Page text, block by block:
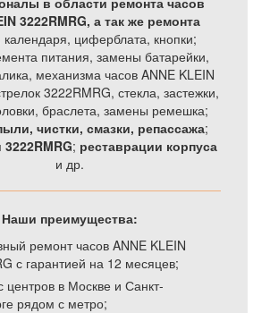
3222RMRG, а так же ремонта
календаря, циферблата, кнопки;
питания, замены батарейки,
механизма часов ANNE KLEIN
3222RMRG, стекла, застежки,
браслета, замены ремешка;
чистки, смазки, репассажа;
; реставрации корпуса
и др.
Наши преимущества:
ремонт часов ANNE KLEIN
с гарантией на 12 месяцев;
центров в Москве и Санкт-
рядом с метро;